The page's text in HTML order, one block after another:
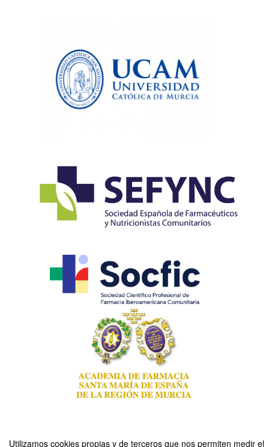
Utilizamos cookies propias y de terceros que nos permiten medir el
Compartir por email